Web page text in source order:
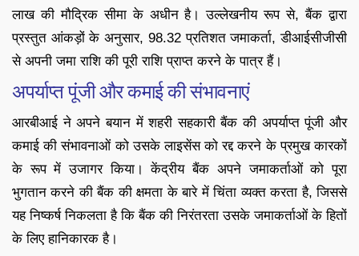
लाख की मौद्रिक सीमा के अधीन है। उल्लेखनीय रूप से, बैंक द्वारा
प्रस्तुत आंकड़ों के अनुसार, 98.32 प्रतिशत जमाकर्ता, डीआईसीजीसी
से अपनी जमा राशि की पूरी राशि प्राप्त करने के पात्र हैं।
अपर्याप्त पूंजी और कमाई की संभावनाएं
आरबीआई ने अपने बयान में शहरी सहकारी बैंक की अपर्याप्त पूंजी और
कमाई की संभावनाओं को उसके लाइसेंस को रद्द करने के प्रमुख कारकों
के रूप में उजागर किया। केंद्रीय बैंक अपने जमाकर्ताओं को पूरा
भुगतान करने की बैंक की क्षमता के बारे में चिंता व्यक्त करता है, जिससे
यह निष्कर्ष निकलता है कि बैंक की निरंतरता उसके जमाकर्ताओं के हितों
के लिए हानिकारक है।